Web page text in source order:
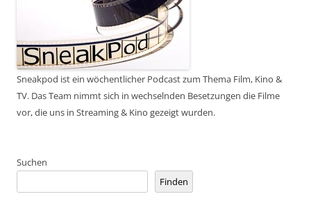
Sneakpod ist ein wöchentlicher Podcast zum Thema Film, Kino &
TV. Das Team nimmt sich in wechselnden Besetzungen die Filme
vor, die uns in Streaming & Kino gezeigt wurden.
Suchen
Finden